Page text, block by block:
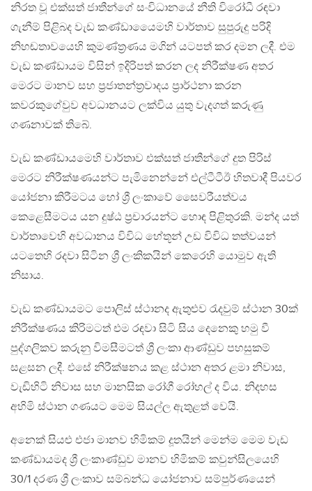
නිරත වූ එක්සත් ජාතීන්ගේ සංවිධානයේ නීති විරෝධී රඳවා
ගැනීම් පිළිබද වැඩ කණ්ඩායෙෙමහි වාර්තාව සුපුරුදු පරිදි
නිහඬතාවයෙහි කුමණ්ත්‍රණය මගින් යටපත් කර දමන ලදී. එම
වැඩ කණ්ඩායම විසින් ඉදිරිපත් කරන ලද නිරීක්ෂණ අතර
මෙරට මානව සහ ප්‍රජාතන්ත්‍රවාදය ප්‍රාර්ථනා කරන
කවරකුගේවුව අවධානයට ලක්විය යුතු වැදගත් කරුණු
ගණනාවක් තිබේ.
වැඩ කණ්ඩායමෙහි වාර්තාව එක්සත් ජාතීන්ගේ දුත පිරිස්
මෙරට නිරීක්ෂණයන්ට පැමිනෙන්නේ එල්ටීටීඊ හිතවාදී පියවර
යෝජනා කිරීමටය හෝ ශ්‍රී ලංකාවේ සෛවරීයත්වය
කෙළෙසීමටය යන දුෂ්ඨ ප්‍රචාරයන්ට හොඳ පිළිතුරකි. මන්ද යත්
වාර්තාවෙහි අවධානය විවිධ හේතූන් උඩ විවිධ තත්වයන්
යටතෙහි රදවා සිටින ශ්‍රී ලංකිකයින් කෙරෙහි යොමුව ඇති
නිසාය.
වැඩ කණ්ඩායමට පොලිස් ස්ථානද ඇතුළුව රැදවුම් ස්ථාන 30ක්
නිරීක්ෂණය කිරිමටත් එම රඳවා සිටි සිය දෙනෙකු හමු වී
පුද්ගලිකව කරුනු විමසීමටත් ශ්‍රී ලංකා ආණ්ඩුව පහසුකම්
සළසන ලදී. එසේ නිරීක්ෂනය කළ ස්ථාන අතර ළමා නිවාස,
වැඩිහිටි නිවාස සහ මානසික රෝගී රෝහල් ද විය. නිදහස
අහිමි ස්ථාන ගණයට මෙම සියල්ල ඇතුළත් වෙයි.
අනෙක් සියළු එජා මානව හිමිකම් දූතයින් මෙන්ම මෙම වැඩ
කණ්ඩායමද ශ්‍රී ලංකාණ්ඩුව මානව හිමිකම් කවුන්සිලයෙහි
30/1 දරණ ශ්‍රී ලංකාව සම්බන්ධ යෝජනාව සම්පුර්ණයෙන්